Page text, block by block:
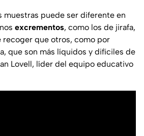
muestras puede ser diferente en
excrementos, como los de jirafa,
recoger que otros, como por
que son más líquidos y difíciles de
Lovell, líder del equipo educativo